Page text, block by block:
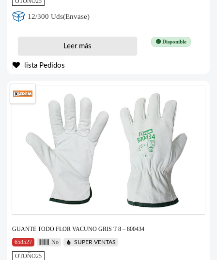
12/300 Uds(Envase)
🟢 Disponible
Leer más
lista Pedidos
GUANTE TODO FLOR VACUNO GRIS T 8 – 800434
658527
No SUPER VENTAS
OTOÑO25